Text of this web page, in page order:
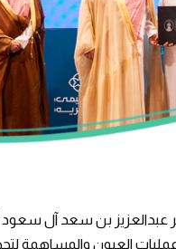
عبدالعزيز بن سعد آل
عمليات العيون والمساهمة